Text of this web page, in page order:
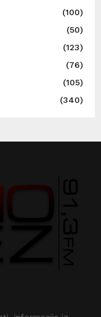
(100)
(50)
(123)
(76)
(105)
(340)